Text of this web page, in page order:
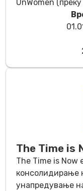
UnWomen
The Time is
The Time is Now
консолидирање
унапредување